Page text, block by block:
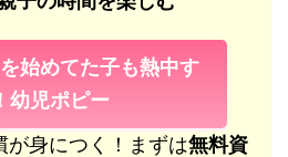
始めてた子も熱中す
幼児ポピー
が身につく！まずは無料資